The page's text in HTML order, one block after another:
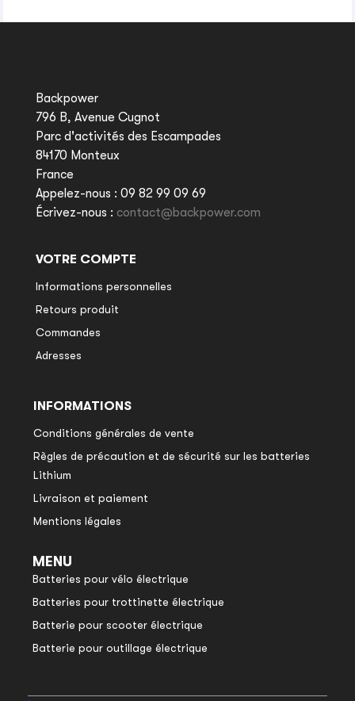
Backpower
796 B, Avenue Cugnot
Parc d'activités des Escampades
84170 Monteux
France
Appelez-nous : 09 82 99 09 69
Écrivez-nous : contact@backpower.com
VOTRE COMPTE
Informations personnelles
Retours produit
Commandes
Adresses
INFORMATIONS
Conditions générales de vente
Règles de précaution et de sécurité sur les batteries
Lithium
Livraison et paiement
Mentions légales
MENU
Batteries pour vélo électrique
Batteries pour trottinette électrique
Batterie pour scooter électrique
Batterie pour outillage électrique